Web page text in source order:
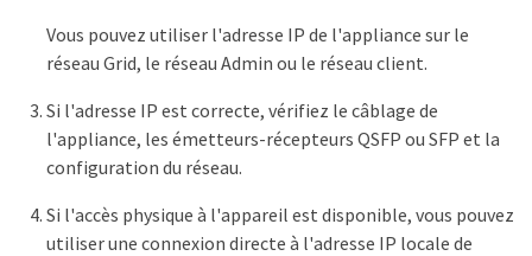
Vous pouvez utiliser l'adresse IP de l'appliance sur le
réseau Grid, le réseau Admin ou le réseau client.
Si l'adresse IP est correcte, vérifiez le câblage de
l'appliance, les émetteurs-récepteurs QSFP ou SFP et la
configuration du réseau.
Si l'accès physique à l'appareil est disponible, vous pouvez
utiliser une connexion directe à l'adresse IP locale de